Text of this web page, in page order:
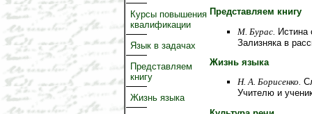
Курсы повышения
квалификации
Язык в задачах
Представляем
книгу
Жизнь языка
Представляем книгу
М. Бурас. Истина
Зализняка в
Жизнь языка
Н. А. Борисенко.
Учителю и